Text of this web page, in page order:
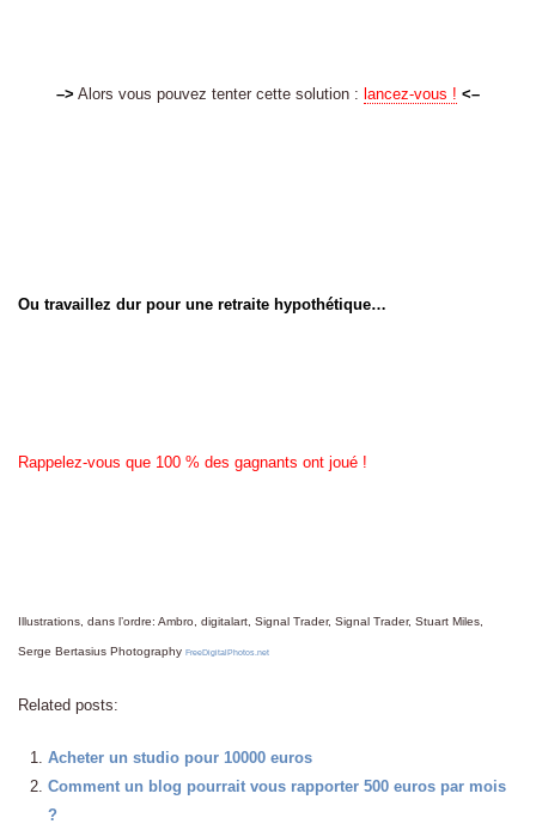
–> Alors vous pouvez tenter cette solution : lancez-vous ! <–
Ou travaillez dur pour une retraite hypothétique…
Rappelez-vous que 100 % des gagnants ont joué !
Illustrations, dans l’ordre: Ambro, digitalart, Signal Trader, Signal Trader, Stuart Miles,
Serge Bertasius Photography FreeDigitalPhotos.net
Related posts:
Acheter un studio pour 10000 euros
Comment un blog pourrait vous rapporter 500 euros par mois
?